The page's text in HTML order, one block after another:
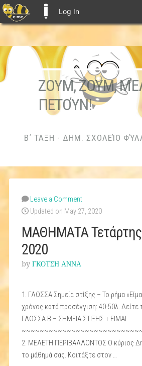
Log In
ΖΟΥΜ, ΖΟΥΜ,
ΠΕΤΟΎΝ!
Β΄ ΤΑΞΗ - ΔΗΜ. ΣΧΟΛΕΊΟ
Leave a Comment
Updated on May 27, 2020
ΜΑΘΗΜΑΤΑ
2020
by ΓΚΟΤΣΗ ΑΝΝΑ
1. ΓΛΩΣΣΑ Σημεία στίξης – Το ρήμα
χρόνος κατά προσέγγιση: 40-50λ. Δείτε
ΓΛΩΣΣΑ Β – ΣΗΜΕΙΑ ΣΤΙΞΗΣ + ΕΙΜΑΙ
2. ΜΕΛΕΤΗ ΠΕΡΙΒΑΛΛΟΝΤΟΣ Ο κύριος
το μάθημά σας. Κοιτάξτε στον …